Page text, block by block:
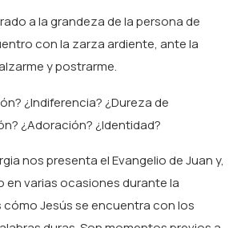
a la grandeza de la persona de
con la zarza ardiente, ante la
y postrarme.
¿Indiferencia? ¿Dureza de
¿Adoración? ¿Identidad?
nos presenta el Evangelio de Juan y,
en varias ocasiones durante la
cómo Jesús se encuentra con los